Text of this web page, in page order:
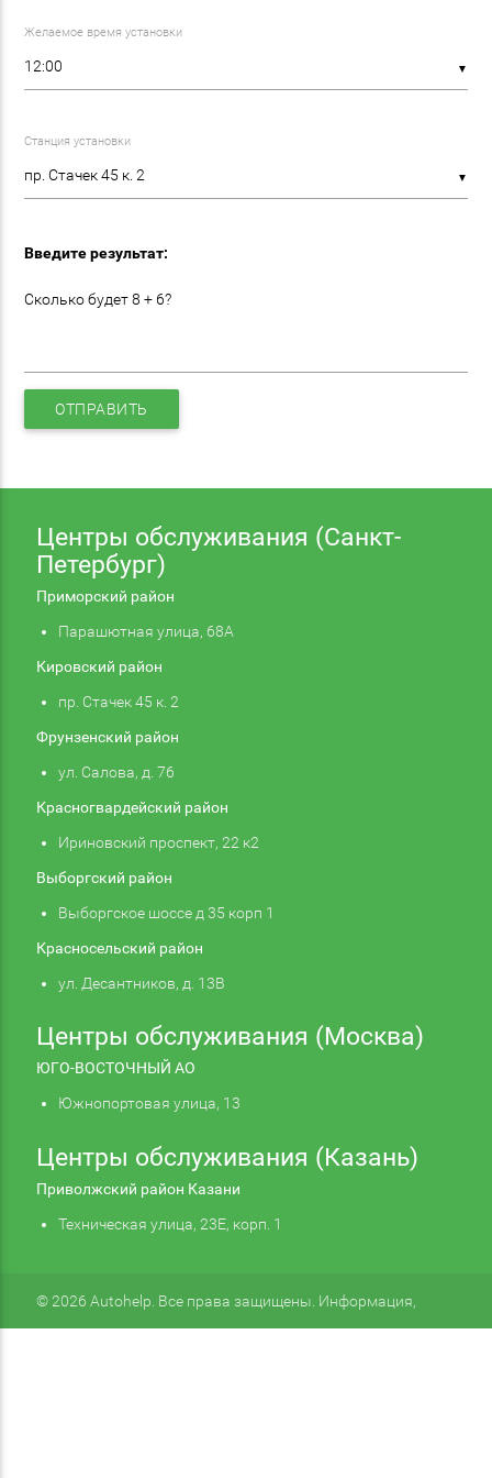
Желаемое время установки
▼
Станция установки
▼
Введите результат:
Сколько будет 8 + 6?
ОТПРАВИТЬ
Центры обслуживания (Санкт-
Петербург)
Приморский район
Парашютная улица, 68А
Кировский район
пр. Стачек 45 к. 2
Фрунзенский район
ул. Салова, д. 76
Красногвардейский район
Ириновский проспект, 22 к2
Выборгский район
Выборгское шоссе д 35 корп 1
Красносельский район
ул. Десантников, д. 13В
Центры обслуживания (Москва)
ЮГО-ВОСТОЧНЫЙ АО
Южнопортовая улица, 13
Центры обслуживания (Казань)
Приволжский район Казани
Техническая улица, 23Е, корп. 1
© 2026 Autohelp. Все права защищены. Информация,